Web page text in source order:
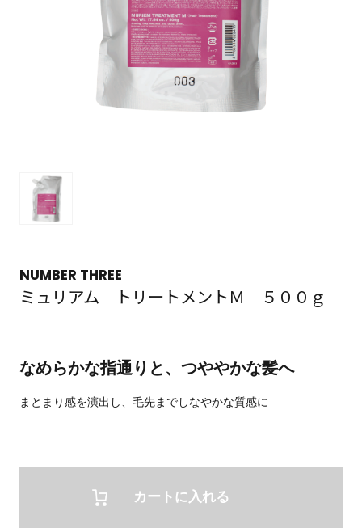
NUMBER THREE
ミュリアム トリートメントＭ ５００ｇ
なめらかな指通りと、つややかな髪へ
まとまり感を演出し、毛先までしなやかな質感に
カートに入れる